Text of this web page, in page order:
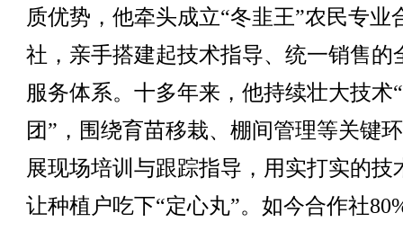
质优势，他牵头成立“冬韭王”农民专业
社，亲手搭建起技术指导、统一销售的
服务体系。十多年来，他持续壮大技术
团”，围绕育苗移栽、棚间管理等关键
展现场培训与跟踪指导，用实打实的技
让种植户吃下“定心丸”。如今合作社